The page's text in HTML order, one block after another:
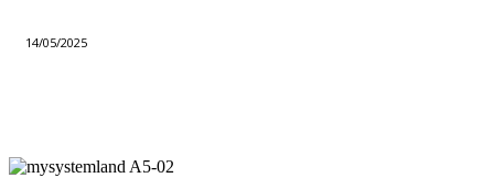
14/05/2025